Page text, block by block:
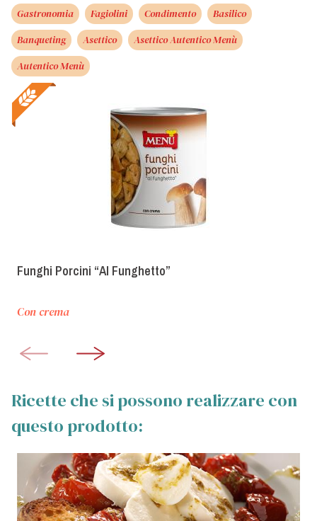
Gastronomia
Fagiolini Condimento
Basilico
Banqueting
Asettico
Asettico Autentico Menù
Autentico Menù
Funghi Porcini “Al Funghetto”
Con crema
Ricette che si possono realizzare con
questo prodotto: